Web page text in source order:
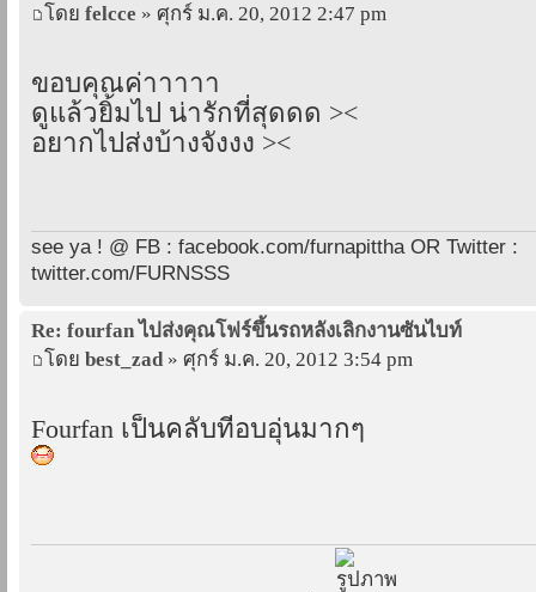
โดย felcce » ศุกร์ ม.ค. 20, 2012 2:47 pm
ขอบคุณค่าาาาา
ดูแล้วยิ้มไป น่ารักที่สุดดด ><
อยากไปส่งบ้างจังงง ><
see ya ! @ FB : facebook.com/furnapittha OR Twitter :
twitter.com/FURNSSS
Re: fourfan ไปส่งคุณโฟร์ขึ้นรถหลังเลิกงานซันไบท์
โดย best_zad » ศุกร์ ม.ค. 20, 2012 3:54 pm
Fourfan เป็นคลับที่อบอุ่นมากๆ